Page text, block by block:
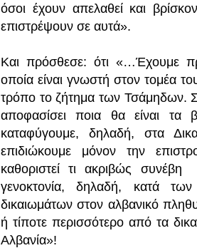
όσοι έχουν απελαθεί και
επιστρέψουν σε αυτά».
Και πρόσθεσε: ότι «…Έχουμε
οποία είναι γνωστή στον τομέα
τρόπο το ζήτημα των Τσάμηδων.
αποφασίσει ποια θα είναι
καταφύγουμε, δηλαδή, στα
επιδιώκουμε μόνον την
καθοριστεί τι ακριβώς
γενοκτονία, δηλαδή, κατά
δικαιωμάτων στον αλβανικό
ή τίποτε περισσότερο από τα
Αλβανία»!